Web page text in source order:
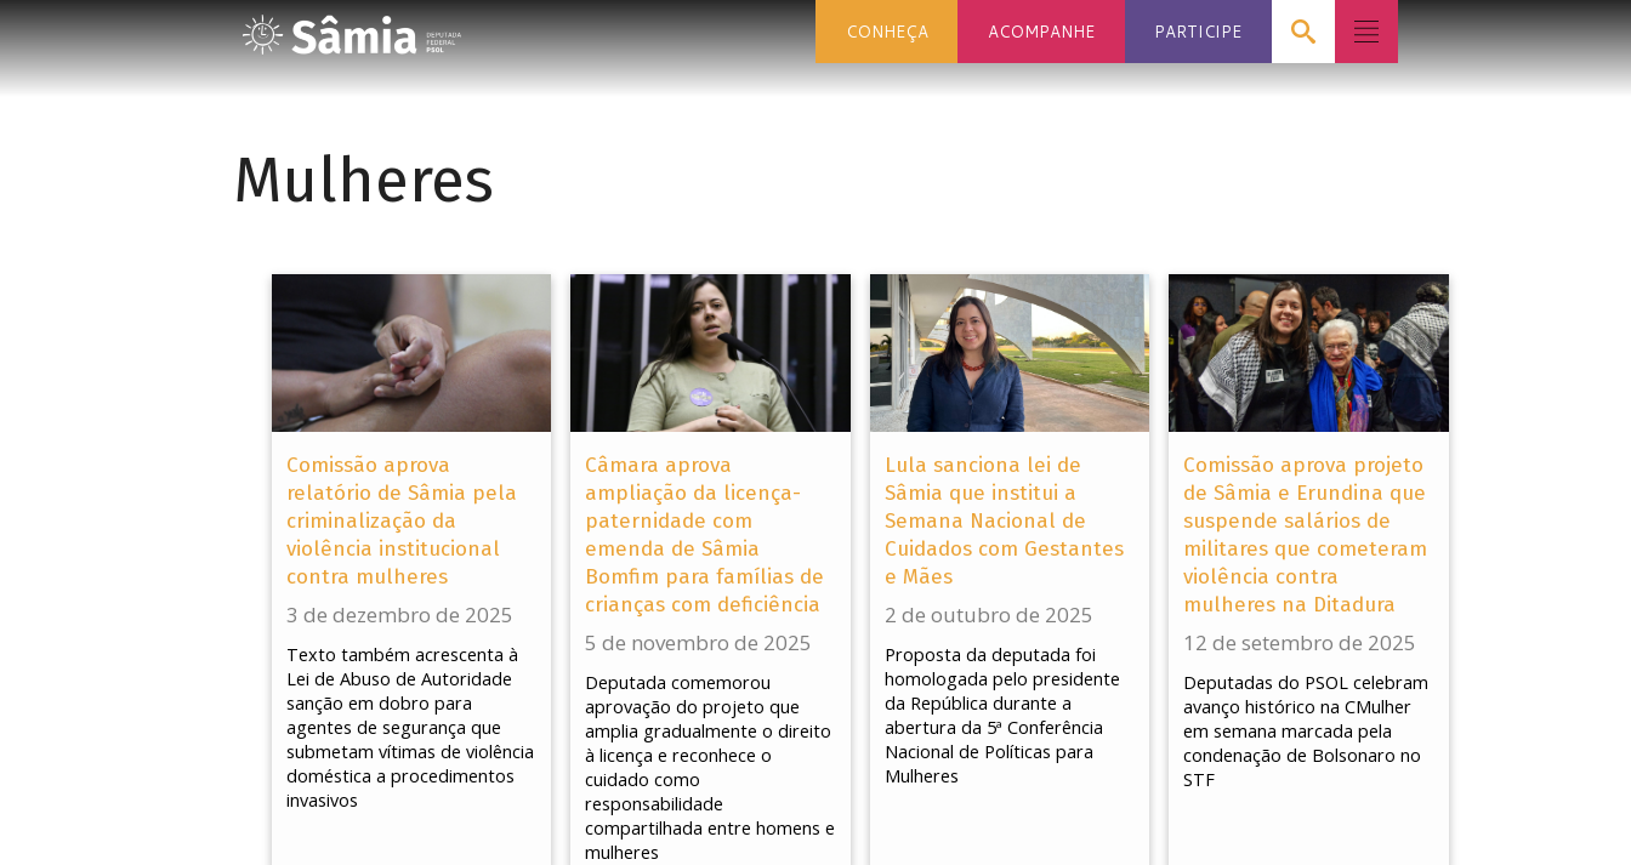
CONHEÇA ACOMPANHE PARTICIPE
Mulheres
Comissão aprova
relatório de Sâmia pela
criminalização da
violência institucional
contra mulheres
3 de dezembro de 2025
Texto também acrescenta à
Lei de Abuso de Autoridade
sanção em dobro para
agentes de segurança que
submetam vítimas de violência
doméstica a procedimentos
invasivos
Câmara aprova
ampliação da licença-
paternidade com
emenda de Sâmia
Bomfim para famílias de
crianças com deficiência
5 de novembro de 2025
Deputada comemorou
aprovação do projeto que
amplia gradualmente o direito
à licença e reconhece o
cuidado como
responsabilidade
compartilhada entre homens e
mulheres
Lula sanciona lei de
Sâmia que institui a
Semana Nacional de
Cuidados com Gestantes
e Mães
2 de outubro de 2025
Proposta da deputada foi
homologada pelo presidente
da República durante a
abertura da 5ª Conferência
Nacional de Políticas para
Mulheres
Comissão aprova projeto
de Sâmia e Erundina que
suspende salários de
militares que cometeram
violência contra
mulheres na Ditadura
12 de setembro de 2025
Deputadas do PSOL celebram
avanço histórico na CMulher
em semana marcada pela
condenação de Bolsonaro no
STF